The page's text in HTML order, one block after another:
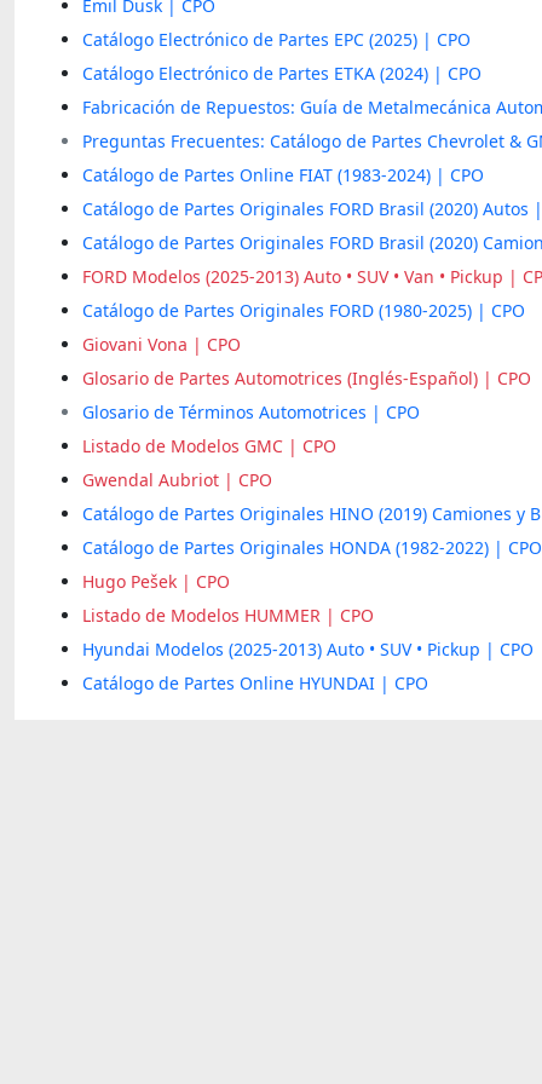
Emil Dusk | CPO
Catálogo Electrónico de Partes EPC (2025) | CPO
Catálogo Electrónico de Partes ETKA (2024) | CPO
Fabricación de Repuestos: Guía de Metalmecánica
Preguntas Frecuentes: Catálogo de Partes Chevrolet &
Catálogo de Partes Online FIAT (1983-2024) | CPO
Catálogo de Partes Originales FORD Brasil (2020) Autos
Catálogo de Partes Originales FORD Brasil (2020)
FORD Modelos (2025-2013) Auto • SUV • Van • Pickup |
Catálogo de Partes Originales FORD (1980-2025) | CPO
Giovani Vona | CPO
Glosario de Partes Automotrices (Inglés-Español) | CPO
Glosario de Términos Automotrices | CPO
Listado de Modelos GMC | CPO
Gwendal Aubriot | CPO
Catálogo de Partes Originales HINO (2019) Camiones y
Catálogo de Partes Originales HONDA (1982-2022) | CPO
Hugo Pešek | CPO
Listado de Modelos HUMMER | CPO
Hyundai Modelos (2025-2013) Auto • SUV • Pickup | CPO
Catálogo de Partes Online HYUNDAI | CPO